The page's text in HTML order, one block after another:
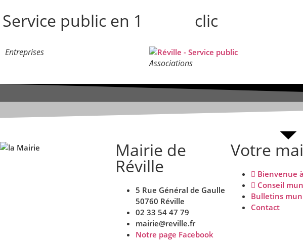
Service public en 1 clic
Entreprises
Associations
Mairie de
Réville
5 Rue Général de Gaulle
50760 Réville
02 33 54 47 79
mairie@reville.fr
Notre page Facebook
Votre
Bienvenue
Conseil
Bulletins
Contact